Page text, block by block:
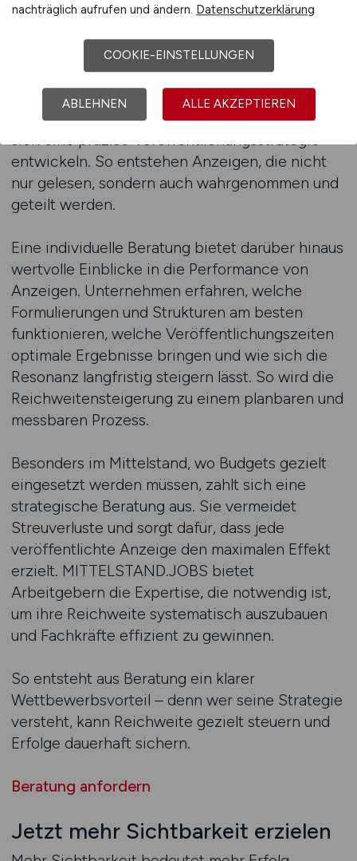
perfekt umgesetzt sind.
Ein strategischer Ansatz beginnt mit der
Analyse: Wer soll erreicht werden? Welche
Berufsgruppen sind relevant? Welche Region ist
entscheidend? Auf Basis dieser Fragen lässt
sich eine präzise Veröffentlichungsstrategie
entwickeln. So entstehen Anzeigen, die nicht
nur gelesen, sondern auch wahrgenommen und
geteilt werden.
Eine individuelle Beratung bietet darüber hinaus
wertvolle Einblicke in die Performance von
Anzeigen. Unternehmen erfahren, welche
Formulierungen und Strukturen am besten
funktionieren, welche Veröffentlichungszeiten
optimale Ergebnisse bringen und wie sich die
Resonanz langfristig steigern lässt. So wird die
Reichweitensteigerung zu einem planbaren und
messbaren Prozess.
Besonders im Mittelstand, wo Budgets gezielt
eingesetzt werden müssen, zahlt sich eine
strategische Beratung aus. Sie vermeidet
Streuverluste und sorgt dafür, dass jede
veröffentlichte Anzeige den maximalen Effekt
erzielt. MITTELSTAND.JOBS bietet
Arbeitgebern die Expertise, die notwendig ist,
um ihre Reichweite systematisch auszubauen
und Fachkräfte effizient zu gewinnen.
So entsteht aus Beratung ein klarer
Wettbewerbsvorteil – denn wer seine Strategie
versteht, kann Reichweite gezielt steuern und
Erfolge dauerhaft sichern.
Beratung anfordern
Jetzt mehr Sichtbarkeit erzielen
nachträglich aufrufen und ändern. Datenschutzerklärung
COOKIE-EINSTELLUNGEN
ABLEHNEN ALLE AKZEPTIEREN